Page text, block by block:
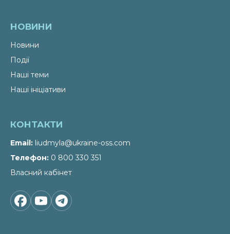
НОВИНИ
Новини
Події
Наші теми
Наші ініціативи
КОНТАКТИ
Email liudmyla@ukraine-oss.com
Телефон 0 800 330 351
Власний кабінет